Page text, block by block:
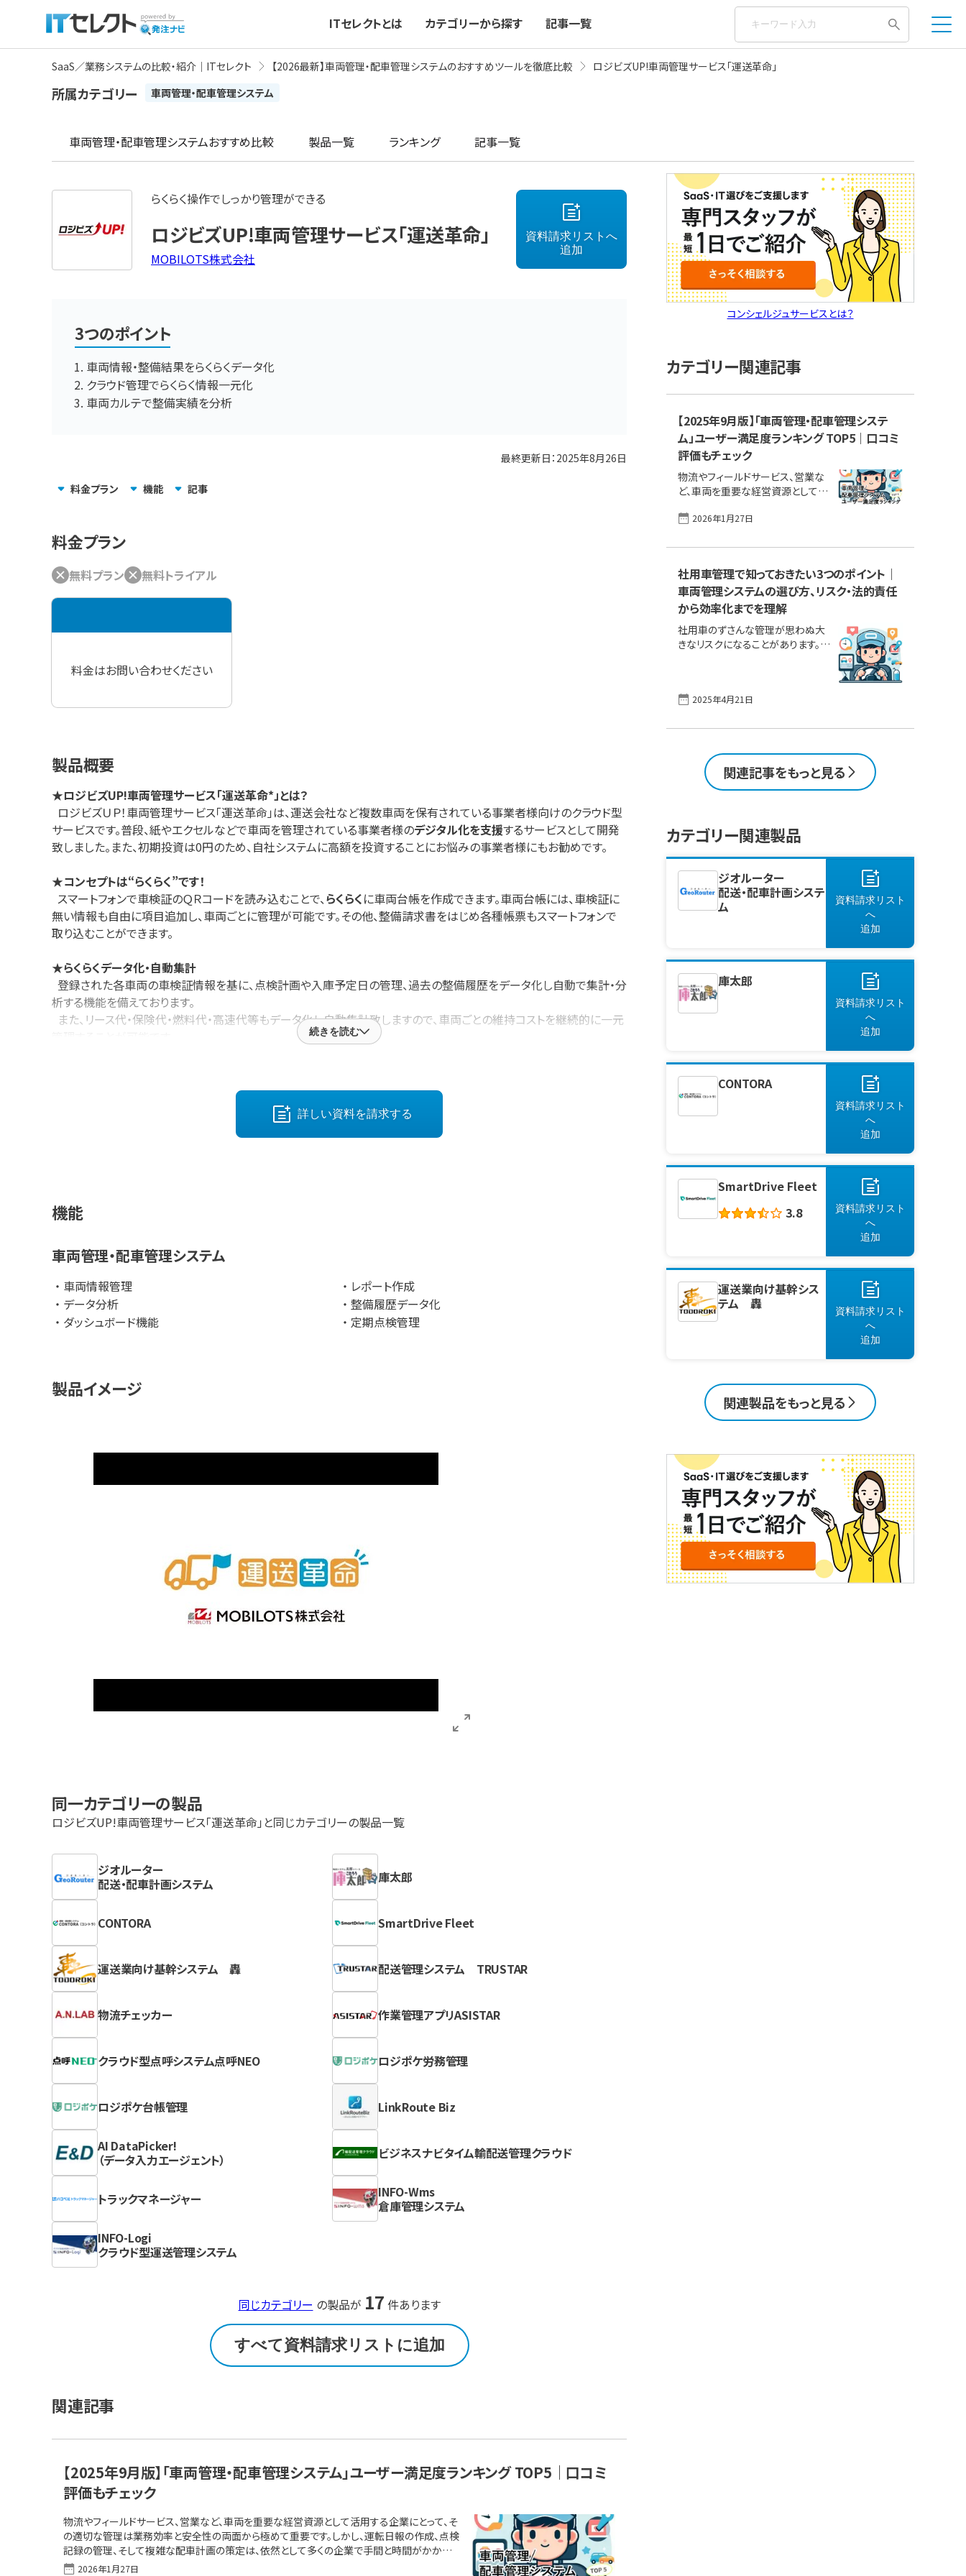
ITセレクトとは カテゴリーから探す 記事一覧
SaaS／業務システムの比較・紹介｜ITセレクト 【2026最新】車両管理・配車管理システムのおすすめツールを徹底比較 ロジビズUP!車両管理サービス「運送革命」
所属カテゴリー 車両管理・配車管理システム
車両管理・配車管理システムおすすめ比較 製品一覧 ランキング 記事一覧
らくらく操作でしっかり管理ができる
ロジビズUP!車両管理サービス「運送革命」
MOBILOTS株式会社
資料請求リストへ
追加
3つのポイント
車両情報・整備結果をらくらくデータ化
クラウド管理でらくらく情報一元化
車両カルテで整備実績を分析
最終更新日： 2025年8月26日
料金プラン 機能 記事
料金プラン
無料プラン 無料トライアル
料金はお問い合わせください
製品概要
★ロジビズUP!車両管理サービス「運送革命*」とは？
ロジビズＵＰ！車両管理サービス「運送革命」は、運送会社など複数車両を保有されている事業者様向けのクラウド型
サービスです。普段、紙やエクセルなどで車両を管理されている事業者様のデジタル化を支援するサービスとして開発
致しました。また、初期投資は0円のため、自社システムに高額を投資することにお悩みの事業者様にもお勧めです。
★コンセプトは“らくらく”です！
スマートフォンで車検証のＱＲコードを読み込むことで、らくらくに車両台帳を作成できます。車両台帳には、車検証に
無い情報も自由に項目追加し、車両ごとに管理が可能です。その他、整備請求書をはじめ各種帳票もスマートフォンで
取り込むことができます。
★らくらくデータ化・自動集計
登録された各車両の車検証情報を基に、点検計画や入庫予定日の管理、過去の整備履歴をデータ化し自動で集計・分
析する機能を備えております。
また、リース代・保険代・燃料代・高速代等もデータ化し自動集計致しますので、車両ごとの維持コストを継続的に一元
手厚いサポート体制も安心です。利用中のお客様からの電話やメールでのお問合せに専属スタッフが対応致しますの
で、いままでクラウドサービスを利用したことがない事業者様でも安心してご利用いただけます。
*運送革命は、ＳＣＳＫ株式会社が開発および提供する運送事業者向けサービスの登録商標です。
続きを読む
詳しい資料を請求する
機能
車両管理・配車管理システム
車両情報管理
データ分析
ダッシュボード機能
レポート作成
整備履歴データ化
定期点検管理
製品イメージ
同一カテゴリーの製品
ロジビズUP!車両管理サービス「運送革命」 と同じカテゴリーの製品一覧
ジオルーター
配送・配車計画システム
庫太郎
CONTORA SmartDrive Fleet
運送業向け基幹システム 轟 配送管理システム TRUSTAR
物流チェッカー 作業管理アプリASISTAR
クラウド型点呼システム点呼NEO ロジポケ労務管理
ロジポケ台帳管理 LinkRoute Biz
AI DataPicker!
（データ入力エージェント）
ビジネスナビタイム輸配送管理クラウド
トラックマネージャー
INFO-Wms
倉庫管理システム
INFO-Logi
クラウド型運送管理システム
同じカテゴリー の製品が 17 件あります
すべて資料請求リストに追加
関連記事
【2025年9月版】「車両管理・配車管理システム」ユーザー満足度ランキング TOP5｜口コミ
評価もチェック
物流やフィールドサービス、営業など、車両を重要な経営資源として活用する企業にとって、そ
の適切な管理は業務効率と安全性の両面から極めて重要です。しかし、運転日報の作成、点検
記録の管理、そして複雑な配車計画の策定は、依然として多くの企業で手間と時間がかかる
課題となっています。 こうした課題をデジタルで効果的に解決するツールが車両管理・配車管
2026年1月27日
コンシェルジュサービスとは？
カテゴリー関連記事
【2025年9月版】「車両管理・配車管理システ
ム」ユーザー満足度ランキング TOP5｜口コミ
評価もチェック
物流やフィールドサービス、営業な
ど、車両を重要な経営資源として活
理は業務効率と安全性の両面から
作成、点検記録の管理、そして複雑
くの企業で手間と時間がかかる課題
となっています。 こうした課題をデジ
タルで効果的に解決するツールが車
記事では、実際にシステムを導入・
利用しているユーザーの評価に基
をランキング形式でご紹介。併せて、
実際にツールを導入・活用している
2026年1月27日
社用車管理で知っておきたい3つのポイント｜
車両管理システムの選び方、リスク・法的責任
から効率化までを理解
社用車のずさんな管理が思わぬ大
きなリスクになることがあります。道
如、法的リスクの低減など、多くの面
特にドライバー管理や運行管理の徹
反が企業全体に大きな損害をもた
らす可能性があるため、適切な管理
体制が不可欠です。 本記事では、社
するためのシステム導入のポイント
までを分かりやすく解説します。社用
車の運用に悩んでいる方は気軽に
参考にしていただき、IT製品選定の
方法・資料としてご活用 [&hellip;]
2025年4月21日
関連記事をもっと見る
カテゴリー関連製品
ジオルーター
配送・配車計画システ
ム
資料請求リスト
へ
追加
庫太郎
資料請求リスト
へ
追加
CONTORA
資料請求リスト
へ
追加
SmartDrive Fleet
3.8
資料請求リスト
へ
追加
運送業向け基幹シス
テム 轟
資料請求リスト
へ
追加
関連製品をもっと見る